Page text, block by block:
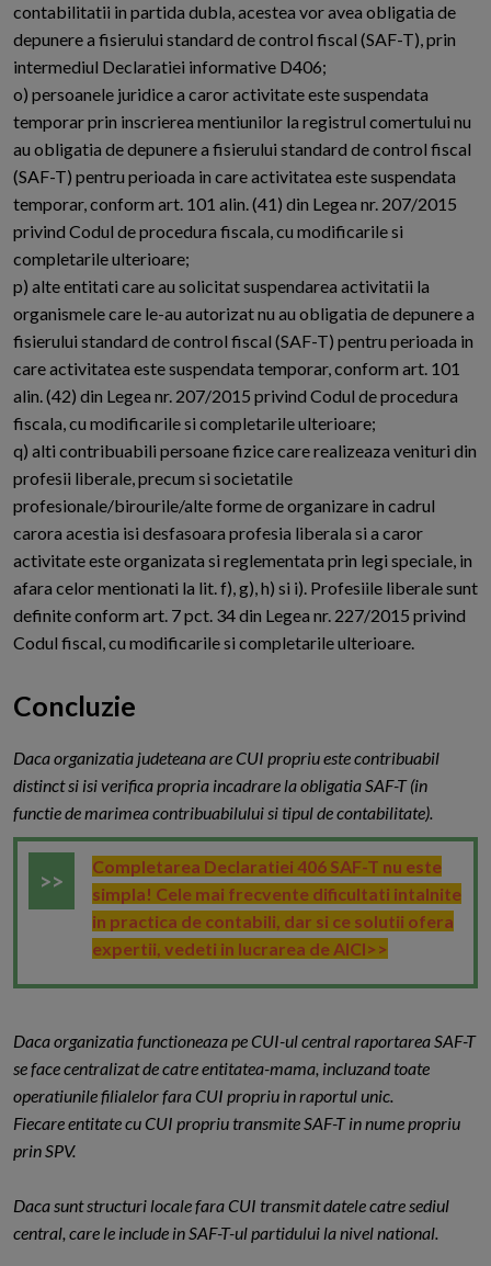
contabilitatii in partida dubla, acestea vor avea obligatia de
depunere a fisierului standard de control fiscal (SAF-T), prin
intermediul Declaratiei informative D406;
o) persoanele juridice a caror activitate este suspendata
temporar prin inscrierea mentiunilor la registrul comertului nu
au obligatia de depunere a fisierului standard de control fiscal
(SAF-T) pentru perioada in care activitatea este suspendata
temporar, conform art. 101 alin. (41) din Legea nr. 207/2015
privind Codul de procedura fiscala, cu modificarile si
completarile ulterioare;
p) alte entitati care au solicitat suspendarea activitatii la
organismele care le-au autorizat nu au obligatia de depunere a
fisierului standard de control fiscal (SAF-T) pentru perioada in
care activitatea este suspendata temporar, conform art. 101
alin. (42) din Legea nr. 207/2015 privind Codul de procedura
fiscala, cu modificarile si completarile ulterioare;
q) alti contribuabili persoane fizice care realizeaza venituri din
profesii liberale, precum si societatile
profesionale/birourile/alte forme de organizare in cadrul
carora acestia isi desfasoara profesia liberala si a caror
activitate este organizata si reglementata prin legi speciale, in
afara celor mentionati la lit. f), g), h) si i). Profesiile liberale sunt
definite conform art. 7 pct. 34 din Legea nr. 227/2015 privind
Codul fiscal, cu modificarile si completarile ulterioare.
Concluzie
Daca organizatia judeteana are CUI propriu este contribuabil
distinct si isi verifica propria incadrare la obligatia SAF-T (in
functie de marimea contribuabilului si tipul de contabilitate).
Completarea Declaratiei 406 SAF-T nu este
simpla! Cele mai frecvente dificultati intalnite
in practica de contabili, dar si ce solutii ofera
expertii, vedeti in lucrarea de AICI>>
Daca organizatia functioneaza pe CUI-ul central raportarea SAF-T
se face centralizat de catre entitatea-mama, incluzand toate
operatiunile filialelor fara CUI propriu in raportul unic.
Fiecare entitate cu CUI propriu transmite SAF-T in nume propriu
prin SPV.
Daca sunt structuri locale fara CUI transmit datele catre sediul
central, care le include in SAF-T-ul partidului la nivel national.